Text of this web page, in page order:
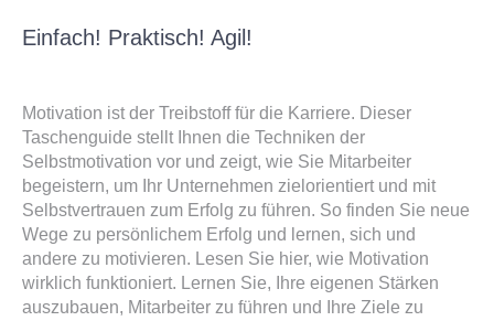
Einfach! Praktisch! Agil!
Motivation ist der Treibstoff für die Karriere. Dieser
Taschenguide stellt Ihnen die Techniken der
Selbstmotivation vor und zeigt, wie Sie Mitarbeiter
begeistern, um Ihr Unternehmen zielorientiert und mit
Selbstvertrauen zum Erfolg zu führen. So finden Sie neue
Wege zu persönlichem Erfolg und lernen, sich und
andere zu motivieren. Lesen Sie hier, wie Motivation
wirklich funktioniert. Lernen Sie, Ihre eigenen Stärken
auszubauen, Mitarbeiter zu führen und Ihre Ziele zu